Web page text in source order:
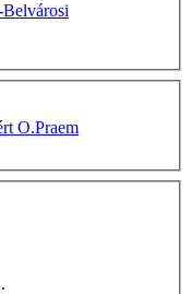
Belvárosi
O.Praem